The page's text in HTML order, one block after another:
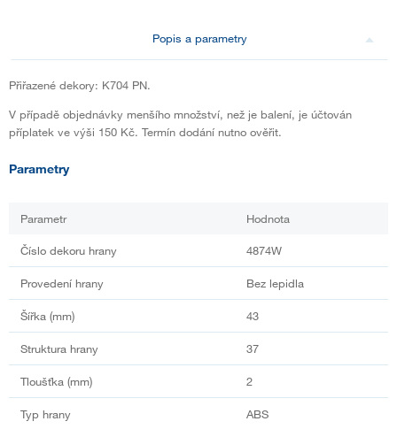
Popis a parametry
Přiřazené dekory: K704 PN.
V případě objednávky menšího množství, než je balení, je účtován
příplatek ve výši 150 Kč. Termín dodání nutno ověřit.
Parametry
Parametr Hodnota
Číslo dekoru hrany 4874W
Provedení hrany Bez lepidla
Šířka (mm) 43
Struktura hrany 37
Tloušťka (mm) 2
Typ hrany ABS